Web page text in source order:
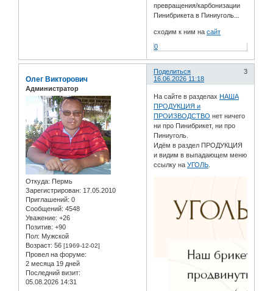
превращения/карбонизации
Пинибрикета в Пиниуголь...
сходим к ним насайт
0
Поделиться
3
16.06.2026 11:18
Олег Викторович
Администратор
Откуда: Пермь
Зарегистрирован: 17.05.2010
Приглашений: 0
Сообщений: 4548
Уважение: +26
Позитив: +90
Пол: Мужской
Возраст: 56 [1969-12-02]
Провел на форуме:
2 месяца 19 дней
Последний визит:
05.08.2026 14:31
На сайте в разделах НАША
ПРОДУКЦИЯ и
ПРОИЗВОДСТВО нет ничего
ни про Пинибрикет, ни про
Пиниуголь.
Идём в раздел ПРОДУКЦИЯ
и видим в выпадающем меню
ссылку наУГОЛЬ